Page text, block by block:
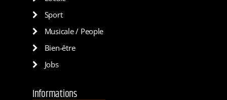
Sport
Musicale / People
Bien-être
Jobs
Informations